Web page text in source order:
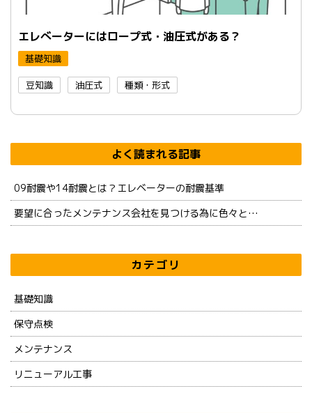
エレべーターにはロープ式・油圧式がある？
基礎知識
豆知識 油圧式 種類・形式
よく読まれる記事
09耐震や14耐震とは？エレベーターの耐震基準
要望に合ったメンテナンス会社を見つける為に色々と…
カテゴリ
基礎知識
保守点検
メンテナンス
リニューアル工事